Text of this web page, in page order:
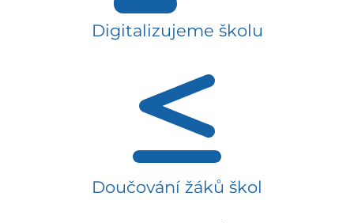
Digitalizujeme školu
Doučování žáků škol